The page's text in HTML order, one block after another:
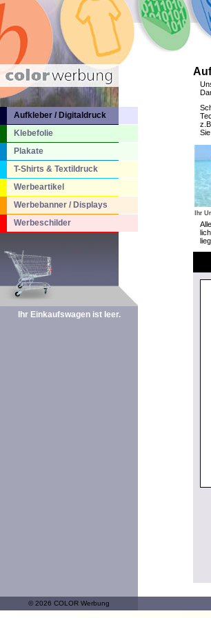
Aufkleber / Digitaldruck
Klebefolie
Plakate
T-Shirts & Textildruck
Werbeartikel
Werbebanner / Displays
Werbeschilder
Ihr Einkaufswagen ist leer.
Ihr
© 2026 COLOR Werbung